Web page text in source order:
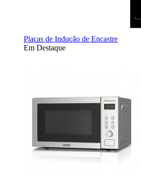
Placas de Indução de Encastre
Em Destaque